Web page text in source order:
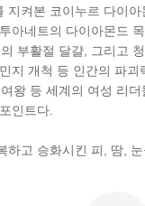
지켜본 코이누르 다이
아네트의 다이아몬드
부활절 달걀, 그리고
지 개척 등 인간의 파
왕 등 세계의 여성 리
인트다.
하고 승화시킨 피, 땀,